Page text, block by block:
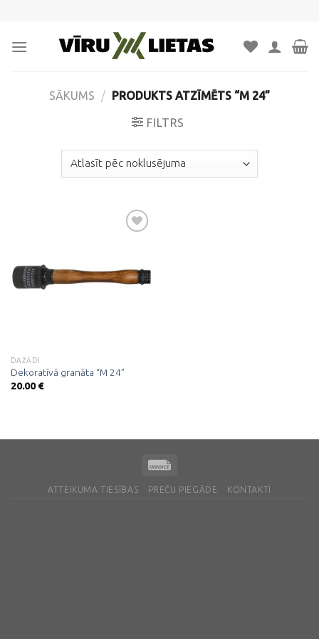
content
SĀKUMS / PRODUKTS ATZĪMĒTS “M 24”
FILTRS
vēlmju
sarakstam
DAŽĀDI
Dekoratīvā granāta “M 24”
20.00€
ATTEIKUMA TIESĪBAS PREČU PIEGĀDE KONTAKTI